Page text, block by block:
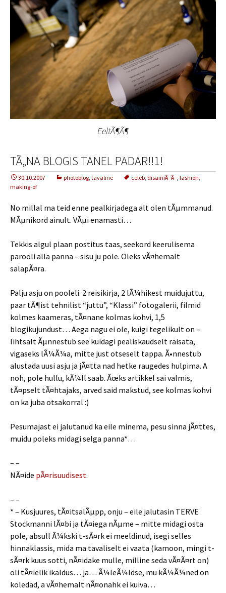
EeltÃ¶Ã¶
TÃ„NA BLOGIS TANEL PADAR!!1!
30.10.2007 photoblog tavaline celeb disainiÃ–Ã– fashion
making-of
No millal ma teid enne pealkirjadega alt olen tÃµmmanud.
MÃµnikord ainult. VÃµi enamasti…
Tekkis algul plaan postitus taas, seekord keerulisema
parooli alla panna – sisu ju pole. Oleks vÃ¤hemalt
salapÃ¤ra.
Palju asju on pooleli. 2 reisikirja, 2 lÃ¼hikest muidujuttu,
paar tÃ¶ist tehnilist “juttu”, “Klassi” fotogalerii, filmid
kolmes kaameras, tÃ¤nane kolmas kohvi, 1,5
blogikujundust… Aega nagu ei ole, kuigi tegelikult on –
lihtsalt Ãµnnestub see kuidagi pealiskaudselt raisata,
vigaseks lÃ¼Ã¼a, mitte just otseselt tappa. Ã•nnestub
alustada uusi asju ja jÃ¤tta nad hetke raugedes hulpima. A
noh, pole hullu, kÃ¼ll saab. Ãœks artikkel sai valmis,
tÃ¤pselt tÃ¤htajaks, arved said makstud, see kolmas kohvi
on ka juba otsakorral :)
Pesumajast ei jalutanud ka eile minema, pesu sinna jÃ¤ttes,
muidu poleks midagi selga panna*…
– –
NÃ¤ide pÃ¤risuudisest.
– –
* – Kusjuures, tÃ¤itsalÃµpp, onju – eile jalutasin TERVE
Stockmanni lÃ¤bi ja tÃ¤iega nÃµme – mitte midagi osta
pole, absull Ã¼kski t-sÃ¤rk ei meeldinud, isegi selles
hinnaklassis, mida ma tavaliselt ei vaata (kamoon, mingi t-
sÃ¤rk kuus sotti, nÃ¤idake mulle, milline seda vÃ¤Ã¤rt on)
oli tÃ¤ielik ikaldus… ja… Ã¼leÃ¼ldse, mu kÃ¼Ã¼ned on
koledad, a vÃ¤hemalt nÃ¤onahk ei kuiva…